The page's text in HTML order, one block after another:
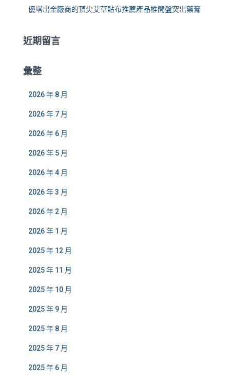
優塔出金廠商的頂尖艾草貼布推薦產品椎間盤突出藥膏
近期留言
彙整
2026 年 8 月
2026 年 7 月
2026 年 6 月
2026 年 5 月
2026 年 4 月
2026 年 3 月
2026 年 2 月
2026 年 1 月
2025 年 12 月
2025 年 11 月
2025 年 10 月
2025 年 9 月
2025 年 8 月
2025 年 7 月
2025 年 6 月